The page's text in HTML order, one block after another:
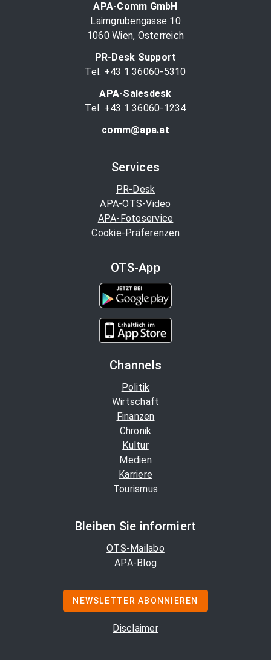
APA-Comm GmbH
Laimgrubengasse 10
1060 Wien, Österreich
PR-Desk Support
Tel. +43 1 36060-5310
APA-Salesdesk
Tel. +43 1 36060-1234
comm@apa.at
Services
PR-Desk
APA-OTS-Video
APA-Fotoservice
Cookie-Präferenzen
OTS-App
Channels
Politik
Wirtschaft
Finanzen
Chronik
Kultur
Medien
Karriere
Tourismus
Bleiben Sie informiert
OTS-Mailabo
APA-Blog
NEWSLETTER ABONNIEREN
Disclaimer